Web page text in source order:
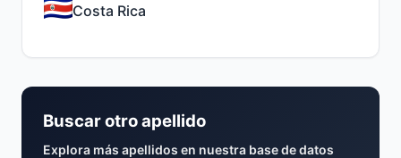
Costa Rica
Buscar otro apellido
Explora más apellidos en nuestra base de datos